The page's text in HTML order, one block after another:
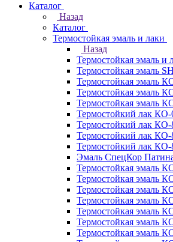
Каталог
Назад
Каталог
Термостойкая эмаль и лаки
Назад
Термостойкая эмаль и
Термостойкая эмаль
Термостойкая эмаль
Термостойкая эмаль
Термостойкая эмаль
Термостойкий лак КО-
Термостойкий лак КО-
Термостойкий лак КО-
Термостойкий лак КО-
Эмаль СпецКор
Термостойкая эмаль
Термостойкая эмаль
Термостойкая эмаль
Термостойкая эмаль
Термостойкая эмаль
Термостойкая эмаль
Термостойкая эмаль